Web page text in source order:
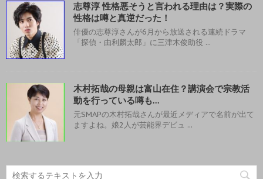
志尊淳 性格悪そうと言われる理由は？実際の
性格は噂と真逆だった！
俳優の志尊淳さんが6月から放送される連続ドラマ
「探偵・由利麟太郎」に三津木俊助役 ...
木村拓哉の母親は富山在住？講演会で宗教活
動を行っている噂も…
元SMAPの木村拓哉さんが最近メディアで名前が出て
ますよね。娘2人が芸能界デビュ ...